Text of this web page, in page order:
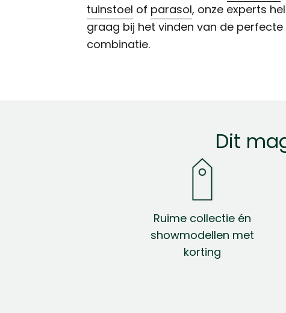
tuinstoel of parasol, onze experts
graag bij het vinden van de perfecte
combinatie.
Dit
Ruime collectie én
showmodellen met
korting